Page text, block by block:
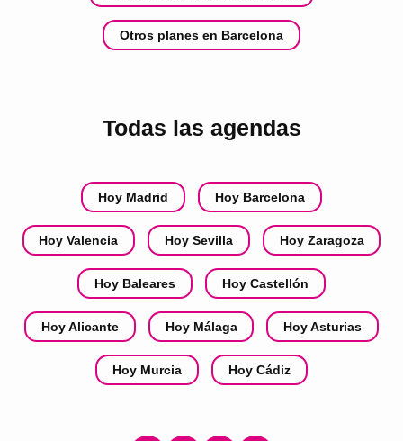
Otros planes en Barcelona
Todas las agendas
Hoy Madrid Hoy Barcelona
Hoy Valencia Hoy Sevilla Hoy Zaragoza
Hoy Baleares Hoy Castellón
Hoy Alicante Hoy Málaga Hoy Asturias
Hoy Murcia Hoy Cádiz